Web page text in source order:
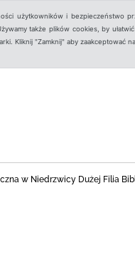
użytkowników i bezpieczeństwo
także plików cookies, by
Kliknij "Zamknij" aby zaakceptować
w Niedrzwicy Dużej Filia